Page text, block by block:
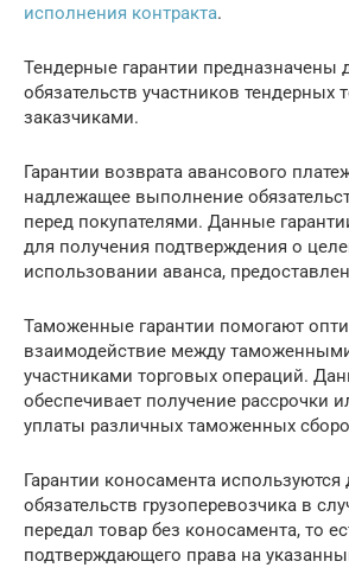
исполнения контракта.
Тендерные гарантии предназначены
обязательств участников тендерных
заказчиками.
Гарантии возврата авансового
надлежащее выполнение
перед покупателями. Данные
для получения подтверждения о
использовании аванса,
Таможенные гарантии помогают
взаимодействие между
участниками торговых операций.
обеспечивает получение рассрочки
уплаты различных таможенных
Гарантии коносамента используются
обязательств грузоперевозчика в
передал товар без коносамента, то
подтверждающего права на